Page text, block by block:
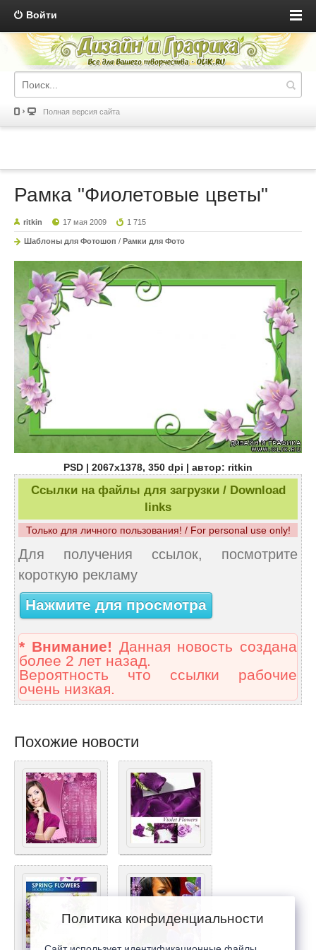
Войти
Полная версия сайта
Рамка "Фиолетовые цветы"
ritkin 17 мая 2009 1 715
Шаблоны для Фотошоп / Рамки для Фото
PSD | 2067x1378, 350 dpi | автор: ritkin
Ссылки на файлы для загрузки / Download
links
Только для личного пользования! / For personal use only!
Для получения ссылок, посмотрите
короткую рекламу
Нажмите для просмотра
* Внимание! Данная новость создана
более 2 лет назад.
Вероятность что ссылки рабочие
очень низкая.
Похожие новости
Политика конфиденциальности